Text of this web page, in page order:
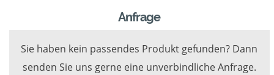
Anfrage
Sie haben kein passendes Produkt gefunden? Dann
senden Sie uns gerne eine unverbindliche Anfrage.